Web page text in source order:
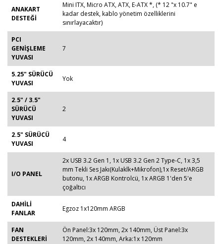
ANAKART
DESTEĞİ
Mini ITX, Micro ATX, ATX, E-ATX *, (* 12 "x 10.7" e
kadar destek, kablo yönetim özelliklerini
sınırlayacaktır)
PCI
GENİŞLEME
YUVASI
7
5.25" SÜRÜCÜ
YUVASI
Yok
2.5" / 3.5"
SÜRÜCÜ
YUVASI
2
2.5" SÜRÜCÜ
YUVASI
4
I/O PANEL
2x USB 3.2 Gen 1, 1x USB 3.2 Gen 2 Type-C, 1x 3,5
mm Tekli Ses Jakı(Kulaklk+Mikrofon),1x Reset/ARGB
butonu, 1x ARGB Kontrolcü, 1x ARGB 1'den 5'e
çoğaltıcı
DAHİLİ
FANLAR
Egzoz 1x120mm ARGB
FAN
DESTEKLERİ
Ön Panel:3x 120mm, 2x 140mm, Üst Panel:3x
120mm, 2x 140mm, Arka:1x 120mm